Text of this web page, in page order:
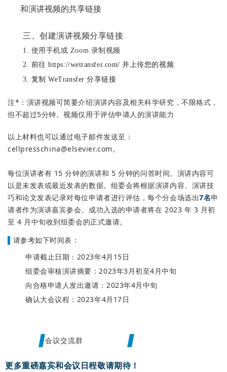
和演讲视频的共享链接
三、创建演讲视频分享链接
1. 使用手机或 Zoom 录制视频
2. 前往 https://wetransfer.com/ 并上传您的视频
3. 复制 WeTransfer 分享链接
注*：演讲视频可简要介绍演讲内容及相关科学研究，不限格式，
但不超过5分钟。视频仅用于评估申请人的演讲能力
以上材料也可以通过电子邮件发送至：
cellpresschina@elsevier.com。
每位演讲者有 15 分钟的演讲和 5 分钟的问答时间。演讲内容可
以是未发表或最近发表的数据。组委会将根据演讲内容、演讲技
巧和论文发表记录对每位申请者进行评估，每个分会场选出7名申
请者作为演讲嘉宾参会。成功入选的申请者将在 2023 年 3 月初
至 4 月中旬收到组委会的正式邀请。
请参考如下时间表：
申请截止日期：2023年4月15日
组委会审核演讲摘要：2023年3月初至4月中旬
向合格申请人发出邀请：2023年4月中旬
确认大会议程：2023年4月17日
会议交流群
更多重磅嘉宾和会议日程敬请期待！